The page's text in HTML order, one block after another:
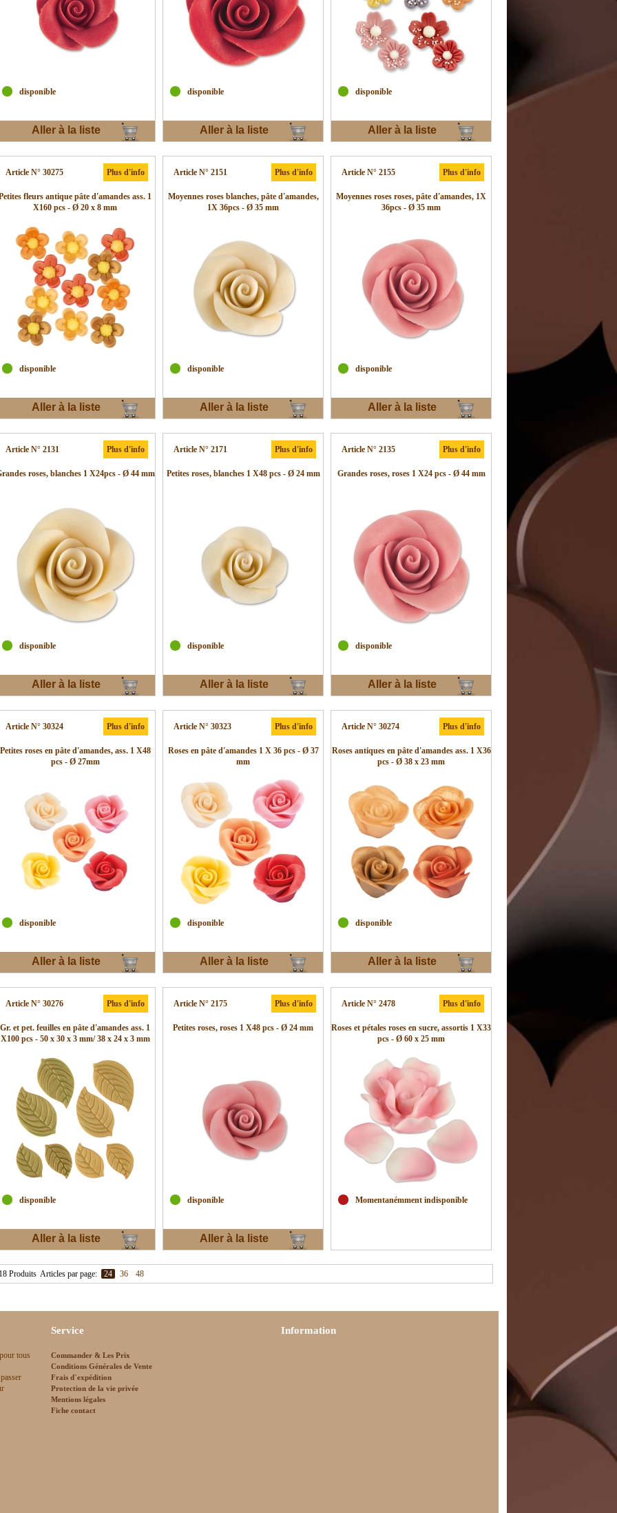
disponible
Aller à la liste
disponible
Aller à la liste
disponible
Aller à la liste
Article N° 30275 Plus d'info
fleurs antique pâte d'amandes ass. 1
X160 pcs - Ø 20 x 8 mm
disponible
Aller à la liste
Article N° 2151 Plus d'info
Moyennes roses blanches, pâte d'amandes,
1X 36pcs - Ø 35 mm
disponible
Aller à la liste
Article N° 2155 Plus d'info
Moyennes roses roses, pâte d'amandes, 1X
36pcs - Ø 35 mm
disponible
Aller à la liste
Article N° 2131 Plus d'info
roses, blanches 1 X24pcs - Ø 44 mm
disponible
Aller à la liste
Article N° 2171 Plus d'info
Petites roses, blanches 1 X48 pcs - Ø 24 mm
disponible
Aller à la liste
Article N° 2135 Plus d'info
Grandes roses, roses 1 X24 pcs - Ø 44 mm
disponible
Aller à la liste
Article N° 30324 Plus d'info
Petites roses en pâte d'amandes, ass. 1 X48
pcs - Ø 27mm
disponible
Aller à la liste
Article N° 30323 Plus d'info
Roses en pâte d'amandes 1 X 36 pcs - Ø 37
mm
disponible
Aller à la liste
Article N° 30274 Plus d'info
Roses antiques en pâte d'amandes ass. 1 X36
pcs - Ø 38 x 23 mm
disponible
Aller à la liste
Article N° 30276 Plus d'info
Gr. et pet. feuilles en pâte d'amandes ass. 1
X100 pcs - 50 x 30 x 3 mm/ 38 x 24 x 3 mm
disponible
Aller à la liste
Article N° 2175 Plus d'info
Petites roses, roses 1 X48 pcs - Ø 24 mm
disponible
Aller à la liste
Article N° 2478 Plus d'info
Roses et pétales roses en sucre, assortis 1 X33
pcs - Ø 60 x 25 mm
Momentanémment indisponible
Produits Articles par page: 24 36 48
tous
Service
Commander & Les Prix
Conditions Générales de Vente
Frais d`expédition
Protection de la vie privée
Mentions légales
Fiche contact
Information